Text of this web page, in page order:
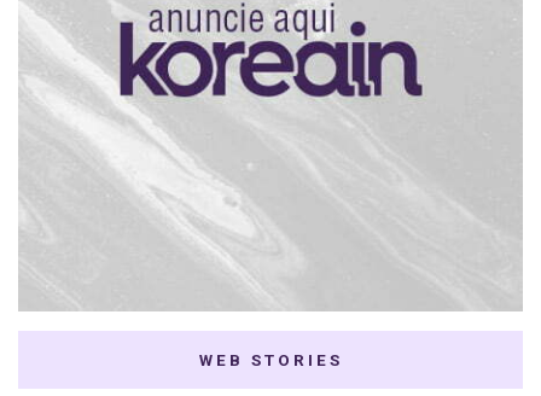
WEB STORIES
7 K-dramas Enemies
Thai Dramas com